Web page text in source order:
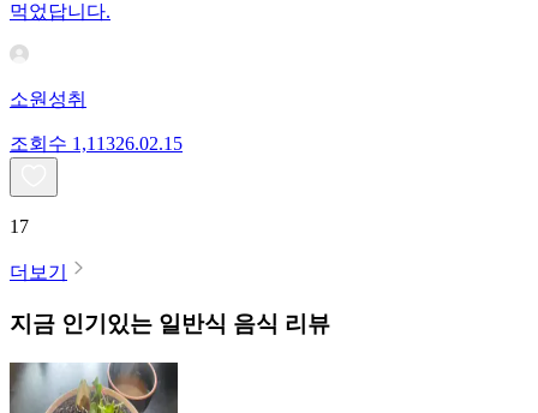
먹었답니다.
소원성취
조회수 1,11326.02.15
17
더보기
지금 인기있는 일반식 음식 리뷰